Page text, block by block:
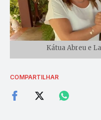
Kátua Abreu e
COMPARTILHAR